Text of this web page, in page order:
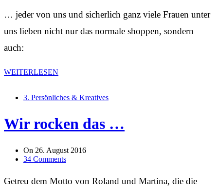
… jeder von uns und sicherlich ganz viele Frauen unter
uns lieben nicht nur das normale shoppen, sondern
auch:
WEITERLESEN
3. Persönliches & Kreatives
Wir rocken das …
On 26. August 2016
34 Comments
Getreu dem Motto von Roland und Martina, die die